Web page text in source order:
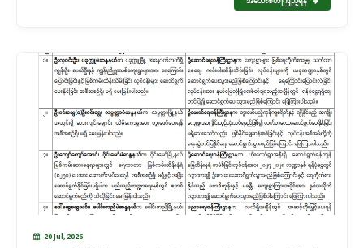
20 Jul, 2026